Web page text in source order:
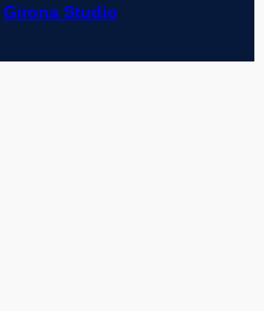
Girona Studio